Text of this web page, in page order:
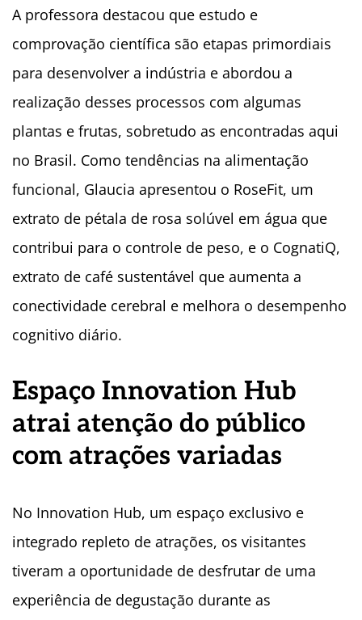
A professora destacou que estudo e
comprovação científica são etapas primordiais
para desenvolver a indústria e abordou a
realização desses processos com algumas
plantas e frutas, sobretudo as encontradas aqui
no Brasil. Como tendências na alimentação
funcional, Glaucia apresentou o RoseFit, um
extrato de pétala de rosa solúvel em água que
contribui para o controle de peso, e o CognatiQ,
extrato de café sustentável que aumenta a
conectividade cerebral e melhora o desempenho
cognitivo diário.
Espaço Innovation Hub
atrai atenção do público
com atrações variadas
No Innovation Hub, um espaço exclusivo e
integrado repleto de atrações, os visitantes
tiveram a oportunidade de desfrutar de uma
experiência de degustação durante as